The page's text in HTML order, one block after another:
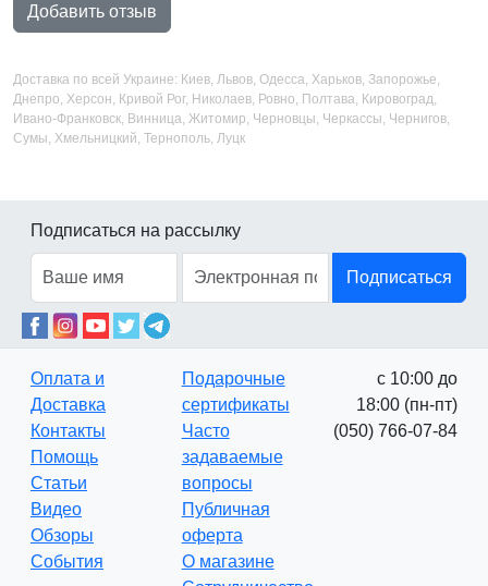
Добавить отзыв
Доставка по всей Украине: Киев, Львов, Одесса, Харьков, Запорожье,
Днепро, Херсон, Кривой Рог, Николаев, Ровно, Полтава, Кировоград,
Ивано-Франковск, Винница, Житомир, Черновцы, Черкассы, Чернигов,
Сумы, Хмельницкий, Тернополь, Луцк
Подписаться на рассылку
Подписаться
Оплата и
Доставка
Контакты
Помощь
Статьи
Видео
Обзоры
События
Подарочные
сертификаты
Часто
задаваемые
вопросы
Публичная
оферта
О магазине
с 10:00 до
18:00 (пн-пт)
(050) 766-07-84